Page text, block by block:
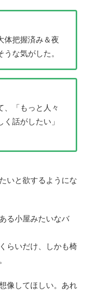
体把握済み＆夜
な気がした。
、「もっと人々
話がしたい」
いと欲するようにな
る小屋みたいなバ
らいだけ、しかも椅
像してほしい。あれ